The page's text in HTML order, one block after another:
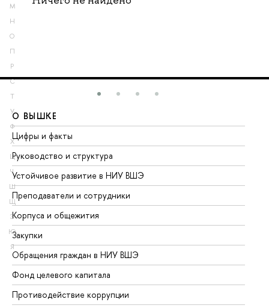
М
Н
О
П
Р
С
Т
У
Ф
Х
Ц
Ч
Ш
Щ
Э
Ю
Я
О ВЫШКЕ
Цифры и факты
Руководство и структура
Устойчивое развитие в НИУ ВШЭ
Преподаватели и сотрудники
Корпуса и общежития
Закупки
Обращения граждан в НИУ ВШЭ
Фонд целевого капитала
Противодействие коррупции